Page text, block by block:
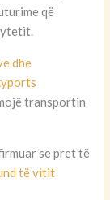
që
dhe
transportin
se pret të
të vitit